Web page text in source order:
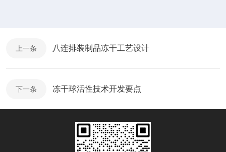
上一条 八连排装制品冻干工艺设计
下一条 冻干球活性技术开发要点